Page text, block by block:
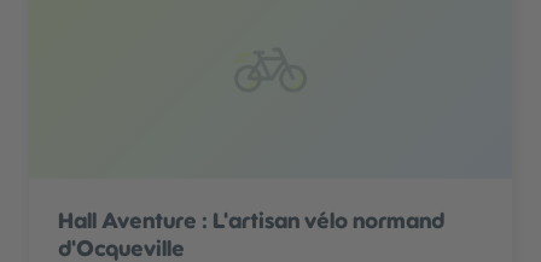
Hall Aventure : L'artisan vélo normand
d'Ocqueville